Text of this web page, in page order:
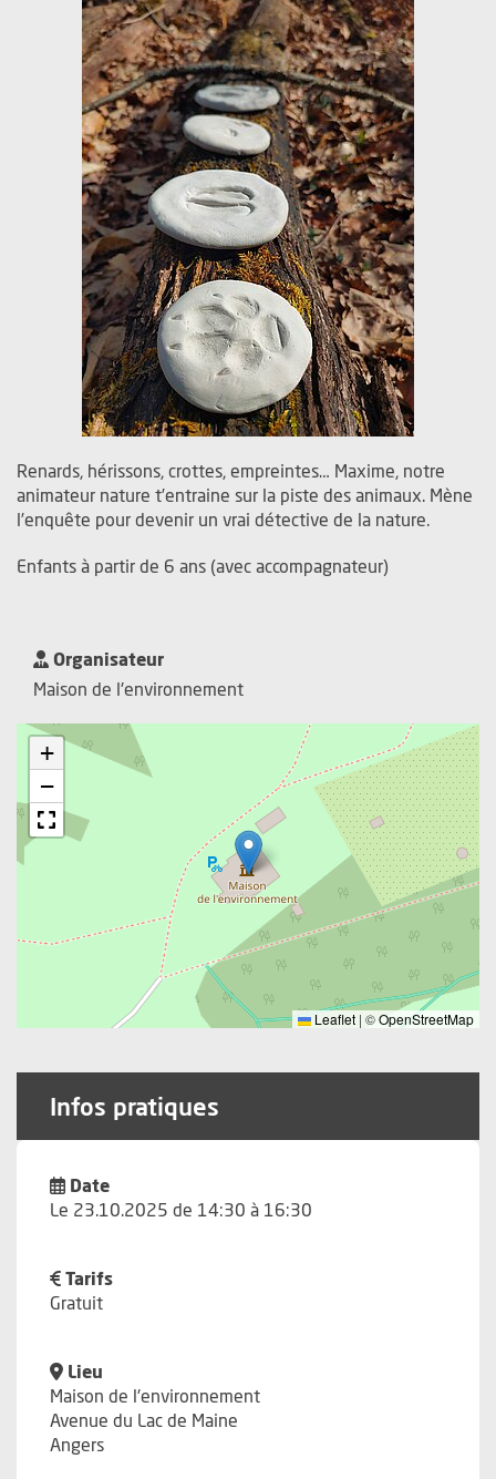
Renards, hérissons, crottes, empreintes… Maxime, notre
animateur nature t’entraine sur la piste des animaux. Mène
l’enquête pour devenir un vrai détective de la nature.
Enfants à partir de 6 ans (avec accompagnateur)
Organisateur
Maison de l'environnement
+
−
Leaflet | ©OpenStreetMap
Infos pratiques
Date
Le 23.10.2025 de 14:30 à 16:30
Tarifs
Gratuit
Lieu
Maison de l'environnement
Avenue du Lac de Maine
Angers